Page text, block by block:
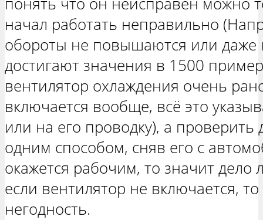
начал работать неправильно
обороты не повышаются или даже
достигают значения в 1500
вентилятор охлаждения очень
включается вообще, всё это
или на его проводку), а
одним способом, сняв его с
окажется рабочим, то значит дело
если вентилятор не включается,
негодность.